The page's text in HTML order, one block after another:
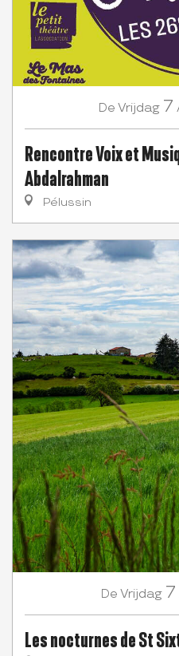
De Vrijdag 7
Rencontre Voix et
Abdalrahman
Pélussin
De Vrijdag 7
Les nocturnes de St